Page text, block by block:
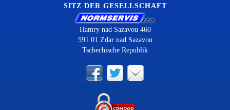
SITZ DER GESELLSCHAFT
Hamry nad Sazavou 460
591 01 Zdar nad Sazavou
Tschechische Republik